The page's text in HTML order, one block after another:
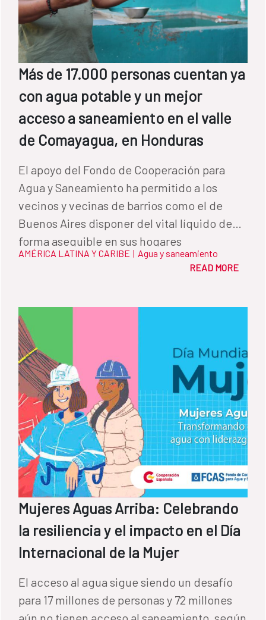
Más de 17.000 personas cuentan ya
con agua potable y un mejor
acceso a saneamiento en el valle
de Comayagua, en Honduras
El apoyo del Fondo de Cooperación para
Agua y Saneamiento ha permitido a los
vecinos y vecinas de barrios como el de
Buenos Aires disponer del vital líquido de
forma asequible en sus hogares
AMÉRICA LATINA Y CARIBE | Agua y saneamiento
READ MORE
Mujeres Aguas Arriba: Celebrando
la resiliencia y el impacto en el Día
Internacional de la Mujer
El acceso al agua sigue siendo un desafío
para 17 millones de personas y 72 millones